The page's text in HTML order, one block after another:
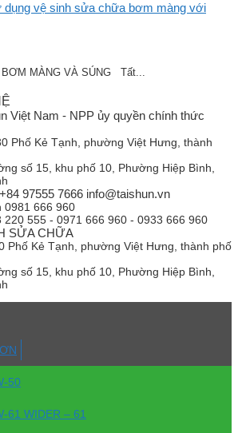
dụng vệ sinh sửa chữa bơm màng với
MÀNG VÀ SÚNG Tất...
Việt Nam - NPP ủy quyền chính thức
Phố Kẻ Tạnh, phường Việt Hưng, thành
số 15, khu phố 10, Phường Hiệp Bình,
97555 7666 info@taishun.vn
0981 666 960
220 555 - 0971 666 960 - 0933 666 960
SỬA CHỮA
Phố Kẻ Tạnh, phường Việt Hưng, thành phố
số 15, khu phố 10, Phường Hiệp Bình,
50
61 WIDER – 61